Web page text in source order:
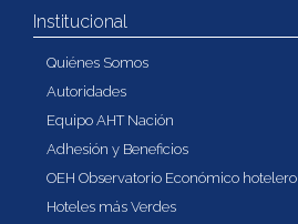
Institucional
Quiénes Somos
Autoridades
Equipo AHT Nación
Adhesión y Beneficios
OEH Observatorio Económico hotelero
Hoteles más Verdes